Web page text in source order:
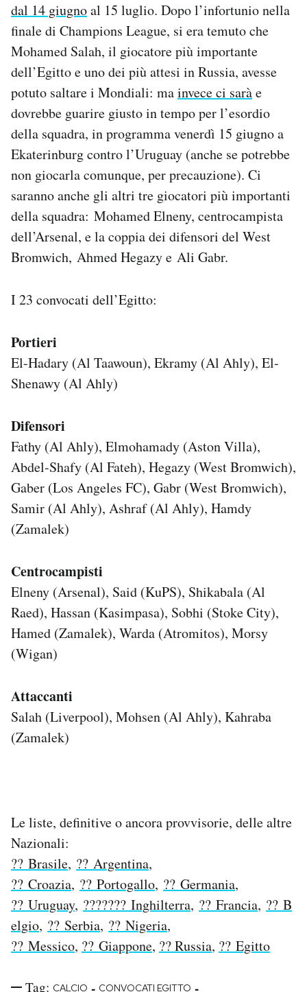
AREA PERSONALE
Area Personale
Notifiche mobile
Regala il Post
Hai bisogno di aiuto?
Esci
dal 14 giugnoal 15 luglio. Dopo l’infortunio nella
finale di Champions League, si era temuto che
Mohamed Salah, il giocatore più importante
dell’Egitto e uno dei più attesi in Russia, avesse
potuto saltare i Mondiali: mainvece ci saràe
dovrebbe guarire giusto in tempo per l’esordio
della squadra, in programma venerdì 15 giugno a
Ekaterinburg contro l’Uruguay (anche se potrebbe
non giocarla comunque, per precauzione). Ci
saranno anche gli altri tre giocatori più importanti
della squadra: Mohamed Elneny, centrocampista
dell’Arsenal, e la coppia dei difensori del West
Bromwich, Ahmed Hegazy e Ali Gabr.
I 23 convocati dell’Egitto:
Portieri
El-Hadary (Al Taawoun), Ekramy (Al Ahly), El-
Shenawy (Al Ahly)
Difensori
Fathy (Al Ahly), Elmohamady (Aston Villa),
Abdel-Shafy (Al Fateh), Hegazy (West Bromwich),
Gaber (Los Angeles FC), Gabr (West Bromwich),
Samir (Al Ahly), Ashraf (Al Ahly), Hamdy
(Zamalek)
Centrocampisti
Elneny (Arsenal), Said (KuPS), Shikabala (Al
Raed), Hassan (Kasimpasa), Sobhi (Stoke City),
Hamed (Zamalek), Warda (Atromitos), Morsy
(Wigan)
Attaccanti
Salah (Liverpool), Mohsen (Al Ahly), Kahraba
(Zamalek)
Le liste, definitive o ancora provvisorie, delle altre
Nazionali:
?? Brasile, ?? Argentina,
?? Croazia, ?? Portogallo, ?? Germania,
?? Uruguay, ??????? Inghilterra, ?? Francia, ?? B
elgio, ?? Serbia, ?? Nigeria,
?? Messico, ?? Giappone, ?? Russia, ?? Egitto
Tag: CALCIO - CONVOCATI EGITTO -